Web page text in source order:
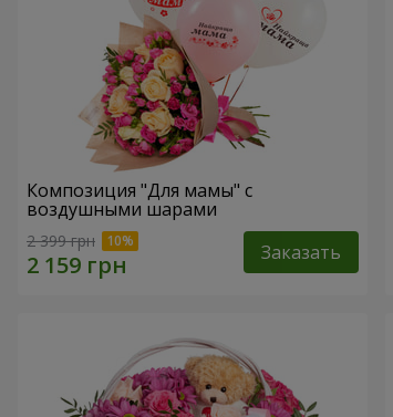
Композиция "Для мамы" с
воздушными шарами
2 399 грн Заказать